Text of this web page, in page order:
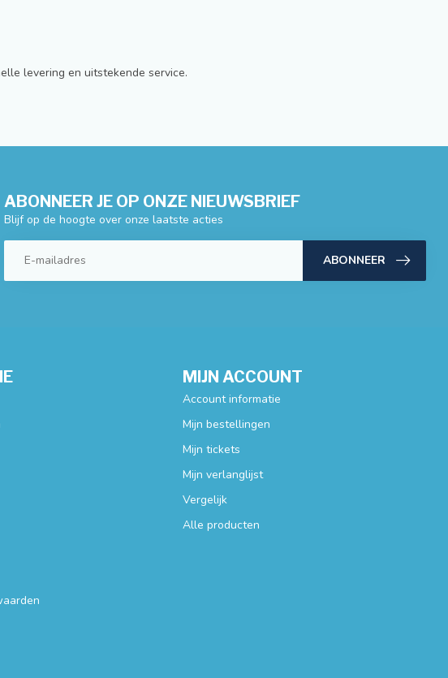
levering en uitstekende service.
ABONNEER JE OP ONZE NIEUWSBRIEF
Blijf op de hoogte over onze laatste acties
ABONNEER
MIJN ACCOUNT
Account informatie
Mijn bestellingen
Mijn tickets
Mijn verlanglijst
Vergelijk
Alle producten